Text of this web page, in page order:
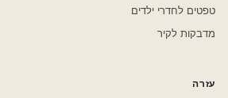
טפטים לחדרי ילדים
מדבקות לקיר
עזרה